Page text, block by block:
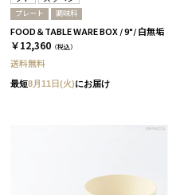
プレート 調味料
FOOD＆TABLE WARE BOX / 9°/ 白無垢
￥12,360 （税込）
送料無料
最短8月11日(火)にお届け